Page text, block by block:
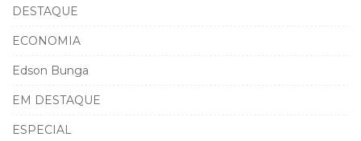
DESTAQUE
ECONOMIA
Edson Bunga
EM DESTAQUE
ESPECIAL